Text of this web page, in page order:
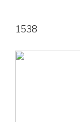
1538